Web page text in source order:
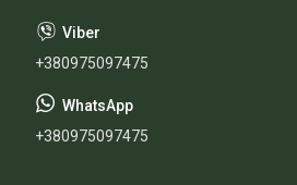
+380975097475
+380975097475